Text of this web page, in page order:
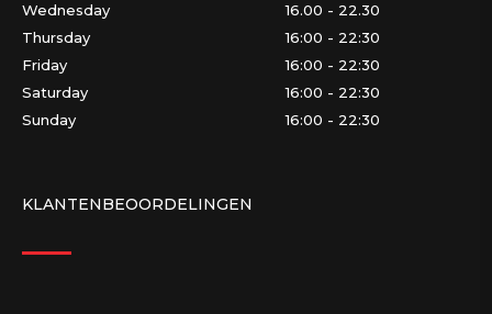
Wednesday
16.00 - 22.30
Thursday
16:00 - 22:30
Friday
16:00 - 22:30
Saturday
16:00 - 22:30
Sunday
16:00 - 22:30
KLANTENBEOORDELINGEN